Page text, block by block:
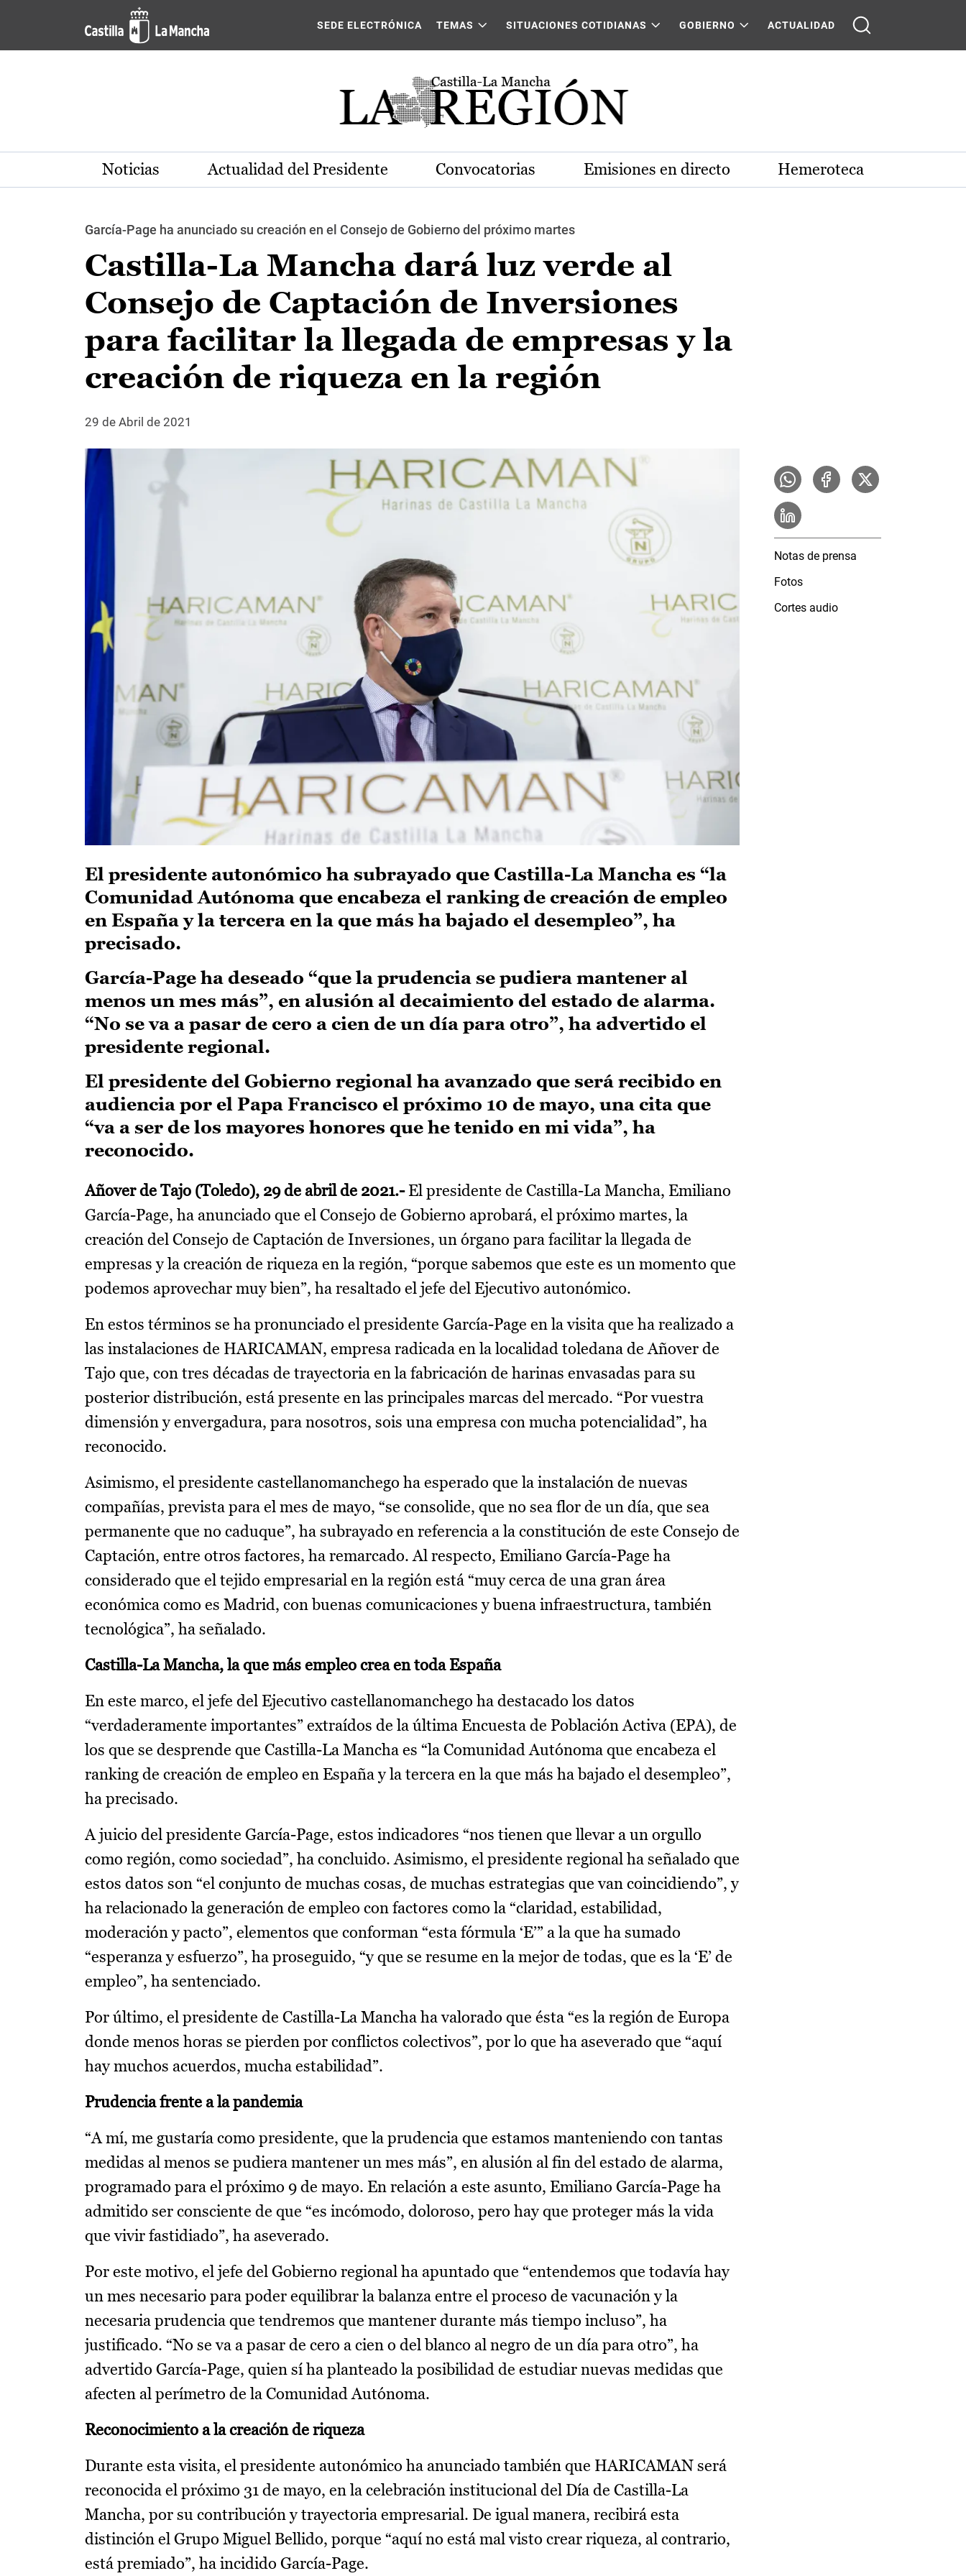
Pasar al contenido principal
SEDE ELECTRÓNICA TEMAS SITUACIONES COTIDIANAS GOBIERNO ACTUALIDAD
Noticias Actualidad del Presidente Convocatorias Emisiones en directo Hemeroteca
García-Page ha anunciado su creación en el Consejo de Gobierno del próximo martes
Castilla-La Mancha dará luz verde al
Consejo de Captación de Inversiones
para facilitar la llegada de empresas y la
creación de riqueza en la región
29 de Abril de 2021
El presidente autonómico ha subrayado que Castilla-La Mancha es “la
Comunidad Autónoma que encabeza el ranking de creación de empleo
en España y la tercera en la que más ha bajado el desempleo”, ha
precisado.
García-Page ha deseado “que la prudencia se pudiera mantener al
menos un mes más”, en alusión al decaimiento del estado de alarma.
“No se va a pasar de cero a cien de un día para otro”, ha advertido el
presidente regional.
El presidente del Gobierno regional ha avanzado que será recibido en
audiencia por el Papa Francisco el próximo 10 de mayo, una cita que
“va a ser de los mayores honores que he tenido en mi vida”, ha
reconocido.
Añover de Tajo (Toledo), 29 de abril de 2021.-El presidente de Castilla-La Mancha, Emiliano
García-Page, ha anunciado que el Consejo de Gobierno aprobará, el próximo martes, la
creación del Consejo de Captación de Inversiones, un órgano para facilitar la llegada de
empresas y la creación de riqueza en la región, “porque sabemos que este es un momento que
podemos aprovechar muy bien”, ha resaltado el jefe del Ejecutivo autonómico.
En estos términos se ha pronunciado el presidente García-Page en la visita que ha realizado a
las instalaciones de HARICAMAN, empresa radicada en la localidad toledana de Añover de
Tajo que, con tres décadas de trayectoria en la fabricación de harinas envasadas para su
posterior distribución, está presente en las principales marcas del mercado. “Por vuestra
dimensión y envergadura, para nosotros, sois una empresa con mucha potencialidad”, ha
reconocido.
Asimismo, el presidente castellanomanchego ha esperado que la instalación de nuevas
compañías, prevista para el mes de mayo, “se consolide, que no sea flor de un día, que sea
permanente que no caduque”, ha subrayado en referencia a la constitución de este Consejo de
Captación, entre otros factores, ha remarcado. Al respecto, Emiliano García-Page ha
considerado que el tejido empresarial en la región está “muy cerca de una gran área
económica como es Madrid, con buenas comunicaciones y buena infraestructura, también
tecnológica”, ha señalado.
Castilla-La Mancha, la que más empleo crea en toda España
En este marco, el jefe del Ejecutivo castellanomanchego ha destacado los datos
“verdaderamente importantes” extraídos de la última Encuesta de Población Activa (EPA), de
los que se desprende que Castilla-La Mancha es “la Comunidad Autónoma que encabeza el
ranking de creación de empleo en España y la tercera en la que más ha bajado el desempleo”,
ha precisado.
A juicio del presidente García-Page, estos indicadores “nos tienen que llevar a un orgullo
como región, como sociedad”, ha concluido. Asimismo, el presidente regional ha señalado que
estos datos son “el conjunto de muchas cosas, de muchas estrategias que van coincidiendo”, y
ha relacionado la generación de empleo con factores como la “claridad, estabilidad,
moderación y pacto”, elementos que conforman “esta fórmula ‘E’” a la que ha sumado
“esperanza y esfuerzo”, ha proseguido, “y que se resume en la mejor de todas, que es la ‘E’ de
empleo”, ha sentenciado.
Por último, el presidente de Castilla-La Mancha ha valorado que ésta “es la región de Europa
donde menos horas se pierden por conflictos colectivos”, por lo que ha aseverado que “aquí
hay muchos acuerdos, mucha estabilidad”.
Prudencia frente a la pandemia
“A mí, me gustaría como presidente, que la prudencia que estamos manteniendo con tantas
medidas al menos se pudiera mantener un mes más”, en alusión al fin del estado de alarma,
programado para el próximo 9 de mayo. En relación a este asunto, Emiliano García-Page ha
admitido ser consciente de que “es incómodo, doloroso, pero hay que proteger más la vida
que vivir fastidiado”, ha aseverado.
Por este motivo, el jefe del Gobierno regional ha apuntado que “entendemos que todavía hay
un mes necesario para poder equilibrar la balanza entre el proceso de vacunación y la
necesaria prudencia que tendremos que mantener durante más tiempo incluso”, ha
justificado. “No se va a pasar de cero a cien o del blanco al negro de un día para otro”, ha
advertido García-Page, quien sí ha planteado la posibilidad de estudiar nuevas medidas que
afecten al perímetro de la Comunidad Autónoma.
Reconocimiento a la creación de riqueza
Durante esta visita, el presidente autonómico ha anunciado también que HARICAMAN será
reconocida el próximo 31 de mayo, en la celebración institucional del Día de Castilla-La
Mancha, por su contribución y trayectoria empresarial. De igual manera, recibirá esta
distinción el Grupo Miguel Bellido, porque “aquí no está mal visto crear riqueza, al contrario,
está premiado”, ha incidido García-Page.
Notas de prensa
Fotos
Cortes audio